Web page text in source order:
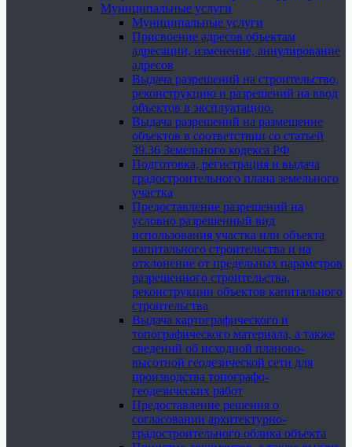
Муниципальные услуги
Муниципальные услуги
Присвоение адресов объектам
адресации, изменение, аннулирование
адресов
Выдача разрешений на строительство,
реконструкцию и разрешений на ввод
объектов в эксплуатацию.
Выдача разрешений на размещение
объектов в соответствии со статьей
39.36 Земельного кодекса РФ
Подготовка, регистрация и выдача
градостроительного плана земельного
участка
Предоставление разрешений на
условно разрешенный вид
использования участка или объекта
капитального строительства и на
отклонение от предельных параметров
разрешенного строительства,
реконструкции объектов капитального
строительства
Выдача картографического и
топографического материала, а также
сведений об исходной планово-
высотной геодезической сети для
производства топографо-
геодезических работ
Предоставление решения о
согласовании архитектурно-
градостроительного облика объекта